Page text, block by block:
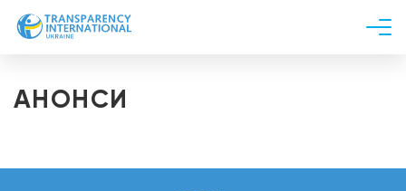
Новини
Напрями роботи
АНОНСИ